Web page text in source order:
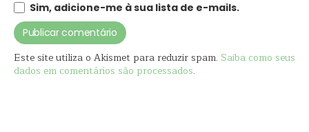
Sim, adicione-me à sua lista de e-mails.
Este site utiliza o Akismet para reduzir spam. Saiba como seus
dados em comentários são processados.